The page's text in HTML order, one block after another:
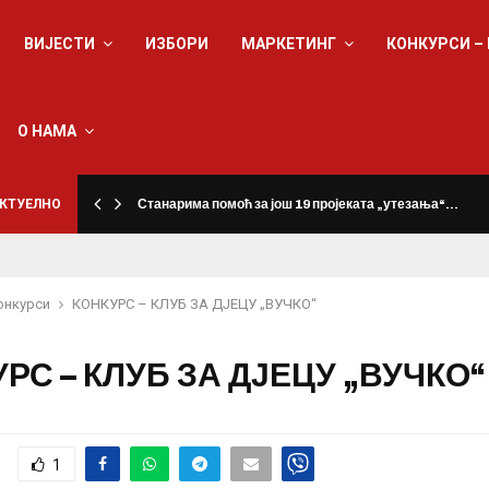
ВИЈЕСТИ ИЗБОРИ МАРКЕТИНГ КОНКУРСИ
О НАМА
Станарима помоћ за још 19 пројеката „утезања“…
КОНКУРС – КЛУБ ЗА ДЈЕЦУ „ВУЧКО“
– КЛУБ ЗА ДЈЕЦУ „ВУЧКО“
1